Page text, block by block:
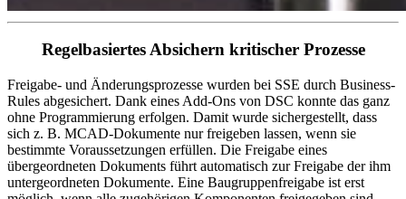
Regelbasiertes Absichern kritischer Prozesse
Freigabe- und Änderungsprozesse wurden bei SSE durch Business-
Rules abgesichert. Dank eines Add-Ons von DSC konnte das ganz
ohne Programmierung erfolgen. Damit wurde sichergestellt, dass
sich z. B. MCAD-Dokumente nur freigeben lassen, wenn sie
bestimmte Voraussetzungen erfüllen. Die Freigabe eines
übergeordneten Dokuments führt automatisch zur Freigabe der ihm
untergeordneten Dokumente. Eine Baugruppenfreigabe ist erst